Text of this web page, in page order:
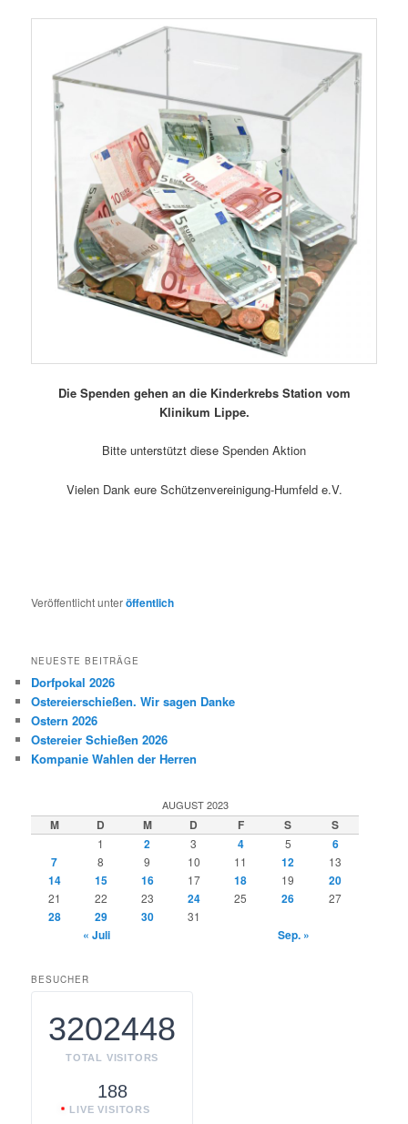
Die Spenden gehen an die Kinderkrebs Station vom
Klinikum Lippe.
Bitte unterstützt diese Spenden Aktion
Vielen Dank eure Schützenvereinigung-Humfeld e.V.
Veröffentlicht unteröffentlich
NEUESTE BEITRÄGE
Dorfpokal 2026
Ostereierschießen. Wir sagen Danke
Ostern 2026
Ostereier Schießen 2026
Kompanie Wahlen der Herren
AUGUST 2023
M D M D F S S
1 2 3 4 5
6
7
8 9 10 11 12 13
14 15 16 17 18 19 20
21 22 23 24 25 26 27
28 29 30 31
« Juli Sep. »
BESUCHER
3202448
TOTAL VISITORS
188
LIVE VISITORS